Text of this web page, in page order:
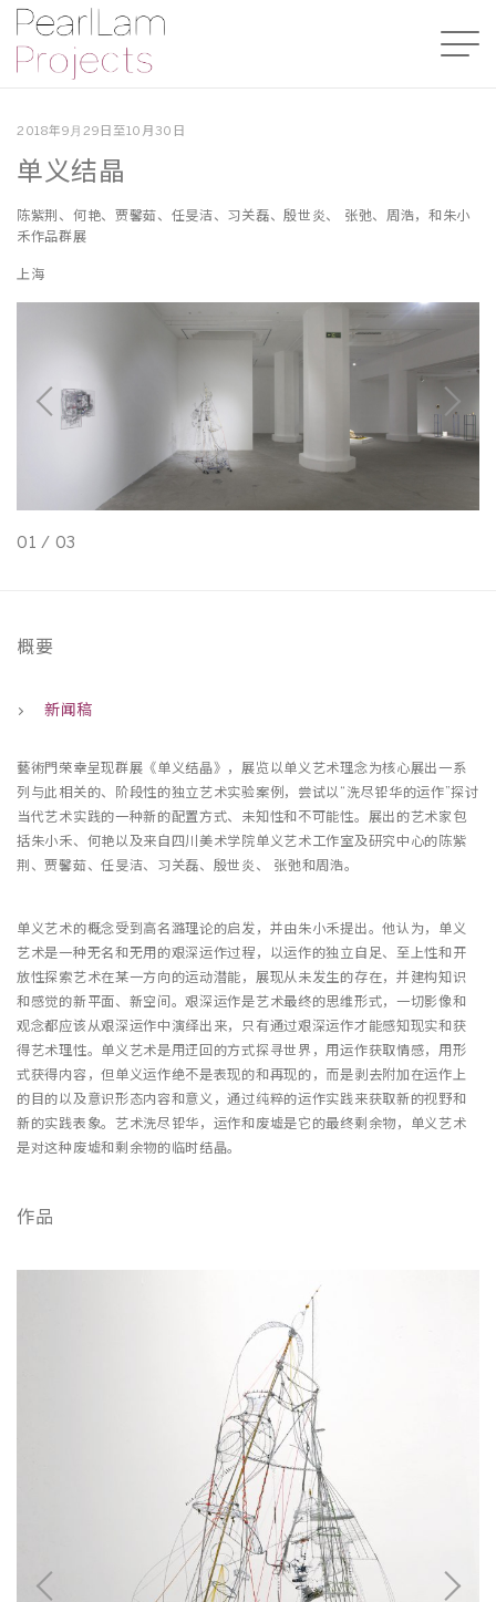
2018年9⽉29日至10月30日
单义结晶
陈紫荆、何艳、贾馨茹、任旻洁、习关磊、殷世炎、 张弛、周浩，和朱小
禾作品群展
上海
01 / 03
概要
新闻稿
藝術門荣幸呈现群展《单义结晶》，展览以单义艺术理念为核心展出一系
列与此相关的、阶段性的独立艺术实验案例，尝试以“洗尽铅华的运作”探讨
当代艺术实践的一种新的配置方式、未知性和不可能性。展出的艺术家包
括朱小禾、何艳以及来自四川美术学院单义艺术工作室及研究中心的陈紫
荆、贾馨茹、任旻洁、习关磊、殷世炎、 张弛和周浩。
单义艺术的概念受到高名潞理论的启发，并由朱小禾提出。他认为，单义
艺术是一种无名和无用的艰深运作过程，以运作的独立自足、至上性和开
放性探索艺术在某一方向的运动潜能，展现从未发生的存在，并建构知识
和感觉的新平面、新空间。艰深运作是艺术最终的思维形式，一切影像和
观念都应该从艰深运作中演绎出来，只有通过艰深运作才能感知现实和获
得艺术理性。单义艺术是用迂回的方式探寻世界，用运作获取情感，用形
式获得内容，但单义运作绝不是表现的和再现的，而是剥去附加在运作上
的目的以及意识形态内容和意义，通过纯粹的运作实践来获取新的视野和
新的实践表象。艺术洗尽铅华，运作和废墟是它的最终剩余物，单义艺术
是对这种废墟和剩余物的临时结晶。
作品